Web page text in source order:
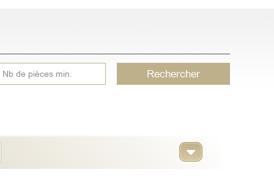
Rechercher